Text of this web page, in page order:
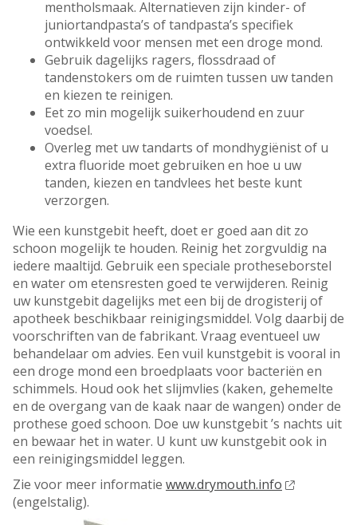
mentholsmaak. Alternatieven zijn kinder- of
juniortandpasta’s of tandpasta’s specifiek
ontwikkeld voor mensen met een droge mond.
Gebruik dagelijks ragers, flossdraad of
tandenstokers om de ruimten tussen uw tanden
en kiezen te reinigen.
Eet zo min mogelijk suikerhoudend en zuur
voedsel.
Overleg met uw tandarts of mondhygiënist of u
extra fluoride moet gebruiken en hoe u uw
tanden, kiezen en tandvlees het beste kunt
verzorgen.
Wie een kunstgebit heeft, doet er goed aan dit zo
schoon mogelijk te houden. Reinig het zorgvuldig na
iedere maaltijd. Gebruik een speciale protheseborstel
en water om etensresten goed te verwijderen. Reinig
uw kunstgebit dagelijks met een bij de drogisterij of
apotheek beschikbaar reinigingsmiddel. Volg daarbij de
voorschriften van de fabrikant. Vraag eventueel uw
behandelaar om advies. Een vuil kunstgebit is vooral in
een droge mond een broedplaats voor bacteriën en
schimmels. Houd ook het slijmvlies (kaken, gehemelte
en de overgang van de kaak naar de wangen) onder de
prothese goed schoon. Doe uw kunstgebit ’s nachts uit
en bewaar het in water. U kunt uw kunstgebit ook in
een reinigingsmiddel leggen.
Zie voor meer informatie www.drymouth.info
(engelstalig).